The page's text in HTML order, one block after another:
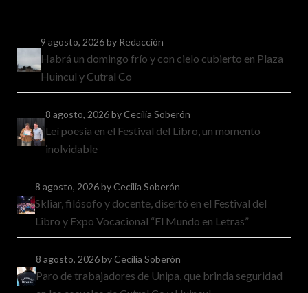
9 agosto, 2026by Redacción
Habrá un domingo frío y con cielo cubierto en Plaza
Huincul y Cutral Co
8 agosto, 2026by Cecilia Soberón
Leí poesía en el Festival del Libro, un momento
inolvidable
8 agosto, 2026by Cecilia Soberón
Skliar, filósofo y docente, disertó en el Festival del
Libro y Expo Vocacional “El Mundo en Letras”
8 agosto, 2026by Cecilia Soberón
Paro de trabajadores de Unipa, que brinda seguridad